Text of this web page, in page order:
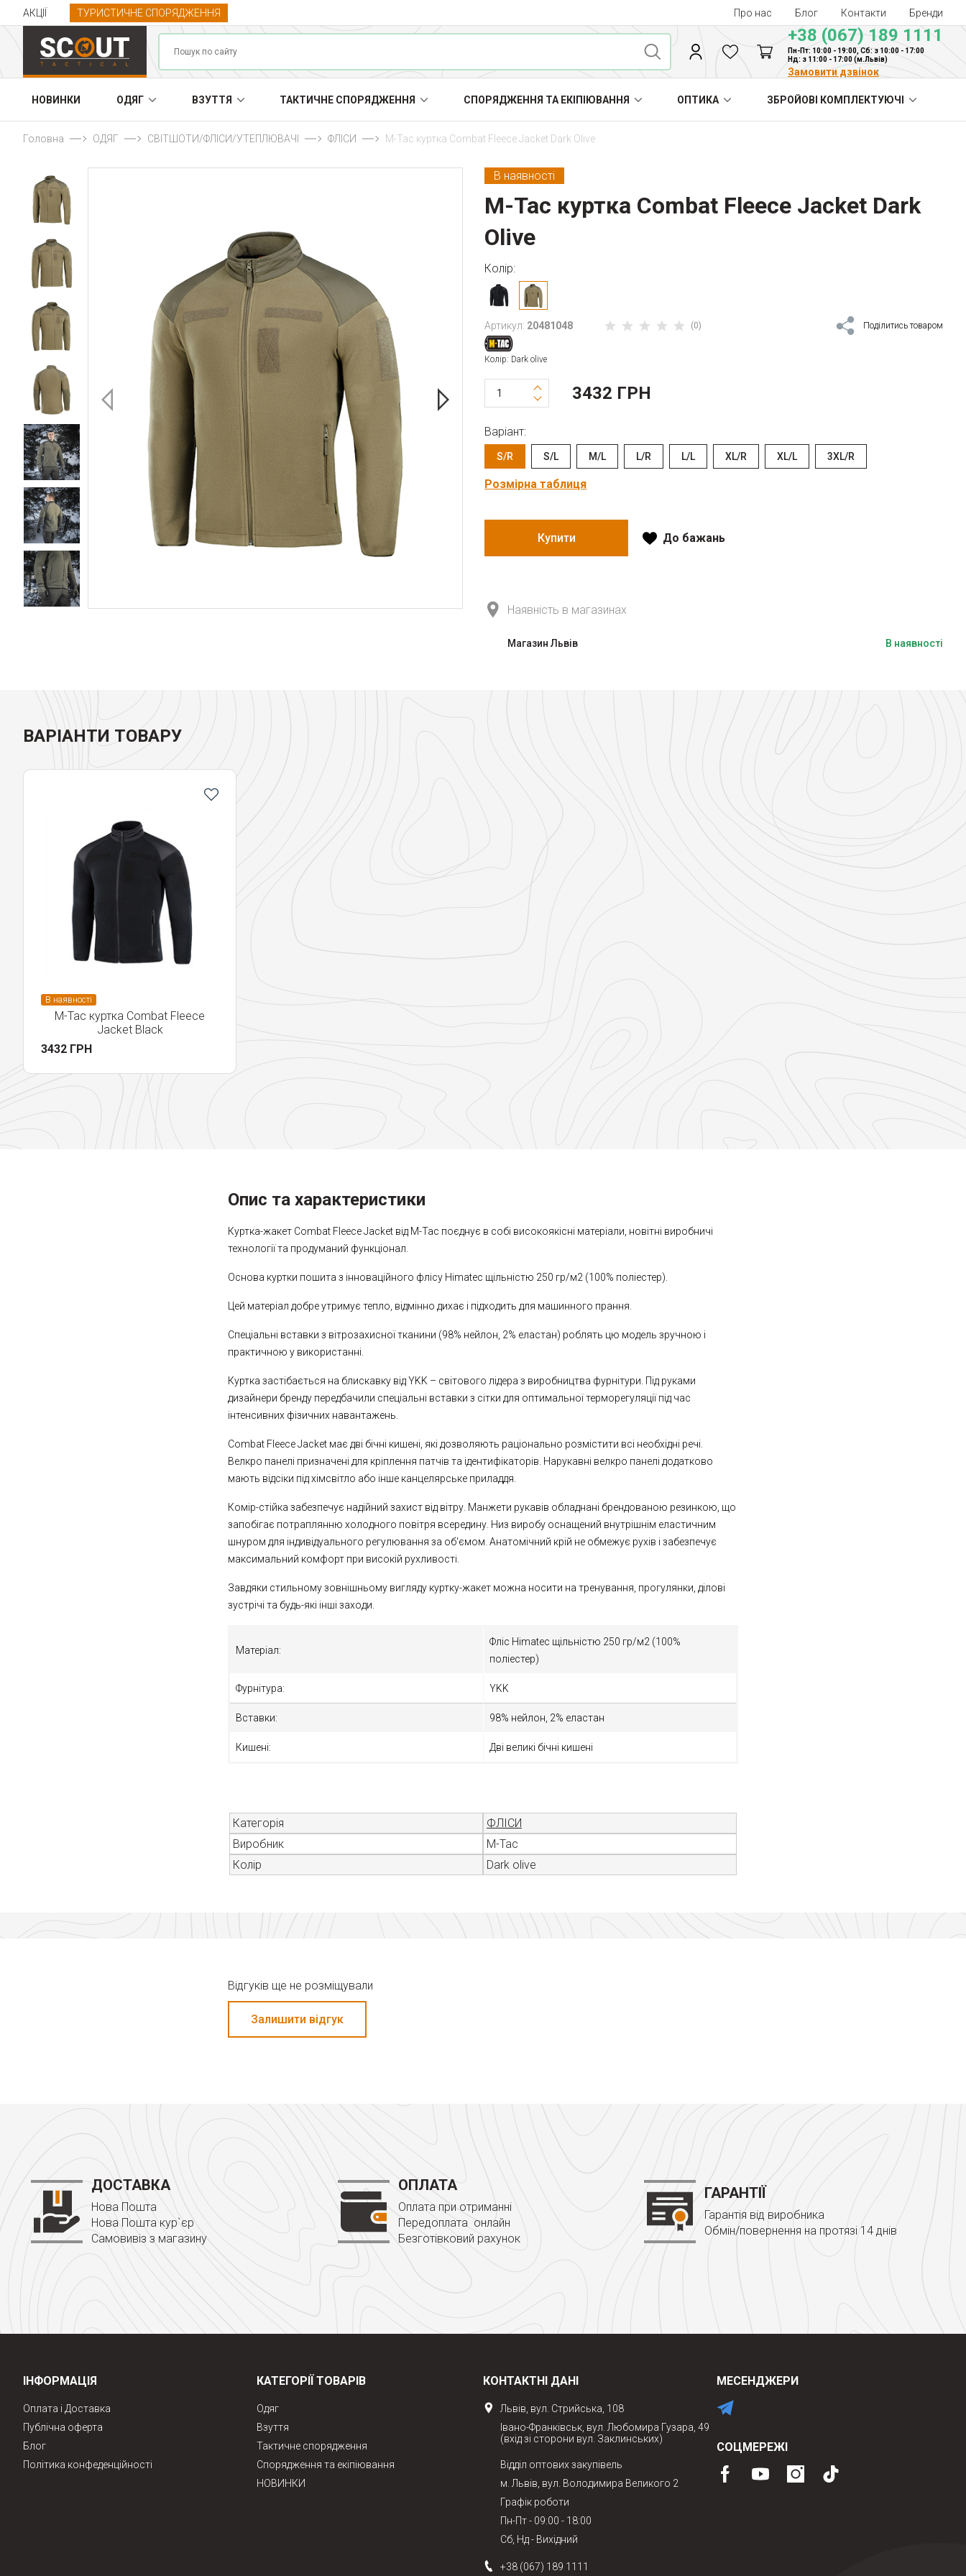
АКЦІЇ ТУРИСТИЧНЕ СПОРЯДЖЕННЯ Про нас Блог Контакти Бренди
+38 (067) 189 1111
Пн-Пт: 10:00 - 19:00, Сб: з 10:00 - 17:00
Нд: з 11:00 - 17:00 (м.Львів)
Замовити дзвінок
НОВИНКИ ОДЯГ ВЗУТТЯ ТАКТИЧНЕ СПОРЯДЖЕННЯ СПОРЯДЖЕННЯ ТА ЕКІПІЮВАННЯ ОПТИКА ЗБРОЙОВІ КОМПЛЕКТУЮЧІ
Головна ОДЯГ СВІТШОТИ/ФЛІСИ/УТЕПЛЮВАЧІ ФЛІСИ M-Tac куртка Combat Fleece Jacket Dark Olive
В наявності
M-Tac куртка Combat Fleece Jacket Dark
Olive
Колір:
Артикул: 20481048 (0) Поділитись товаром
Колір: Dark olive
3432 ГРН
Варіант:
S/R S/L M/L L/R L/L XL/R XL/L 3XL/R
Розмірна таблиця
Купити До бажань
Наявність в магазинах
Магазин Львів В наявності
ВАРІАНТИ ТОВАРУ
В наявності
M-Tac куртка Combat Fleece
Jacket Black
3432 ГРН
Опис та характеристики
Куртка-жакет Combat Fleece Jacket від M-Tac поєднує в собі високоякісні матеріали, новітні виробничі
технології та продуманий функціонал.
Основа куртки пошита з інноваційного флісу Himateс щільністю 250 гр/м2 (100% поліестер).
Цей матеріал добре утримує тепло, відмінно дихає і підходить для машинного прання.
Спеціальні вставки з вітрозахисної тканини (98% нейлон, 2% еластан) роблять цю модель зручною і
практичною у використанні.
Куртка застібається на блискавку від YKK – світового лідера з виробництва фурнітури. Під руками
дизайнери бренду передбачили спеціальні вставки з сітки для оптимальної терморегуляції під час
інтенсивних фізичних навантажень.
Combat Fleece Jacket має дві бічні кишені, які дозволяють раціонально розмістити всі необхідні речі.
Велкро панелі призначені для кріплення патчів та ідентифікаторів. Нарукавні велкро панелі додатково
мають відсіки під хімсвітло або інше канцелярське приладдя.
Комір-стійка забезпечує надійний захист від вітру. Манжети рукавів обладнані брендованою резинкою, що
запобігає потраплянню холодного повітря всередину. Низ виробу оснащений внутрішнім еластичним
шнуром для індивідуального регулювання за об'ємом. Анатомічний крій не обмежує рухів і забезпечує
максимальний комфорт при високій рухливості.
Завдяки стильному зовнішньому вигляду куртку-жакет можна носити на тренування, прогулянки, ділові
зустрічі та будь-які інші заходи.
Матеріал:
Фліс Himateс щільністю 250 гр/м2 (100%
поліестер)
Фурнітура: YKK
Вставки: 98% нейлон, 2% еластан
Кишені: Дві великі бічні кишені
Категорія
ФЛІСИ
Виробник
M-Tac
Колір
Dark olive
Відгуків ще не розміщували
Залишити відгук
ДОСТАВКА
Нова Пошта
Нова Пошта кур`єр
Самовивіз з магазину
ОПЛАТА
Оплата при отриманні
Передоплата онлайн
Безготівковий рахунок
ГАРАНТІЇ
Гарантія від виробника
Обмін/повернення на протязі 14 днів
ІНФОРМАЦІЯ
Оплата і Доставка
Публічна оферта
Блог
Політика конфеденційності
КАТЕГОРІЇ ТОВАРІВ
Одяг
Взуття
Тактичне спорядження
Спорядження та екіпіювання
НОВИНКИ
КОНТАКТНІ ДАНІ
Львів, вул. Стрийська, 108
Івано-Франківськ, вул. Любомира Гузара, 49
(вхід зі сторони вул. Заклинських)
Відділ оптових закупівель
м. Львів, вул. Володимира Великого 2
Графік роботи
Пн-Пт - 09:00 - 18:00
Сб, Нд - Вихідний
+38 (067) 189 1111
МЕСЕНДЖЕРИ
СОЦМЕРЕЖІ